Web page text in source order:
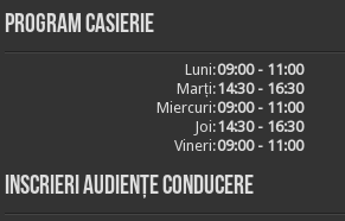
Program casierie
Luni:09:00 - 11:00
Marți:14:30 - 16:30
Miercuri:09:00 - 11:00
Joi:14:30 - 16:30
Vineri:09:00 - 11:00
Inscrieri audiențe conducere